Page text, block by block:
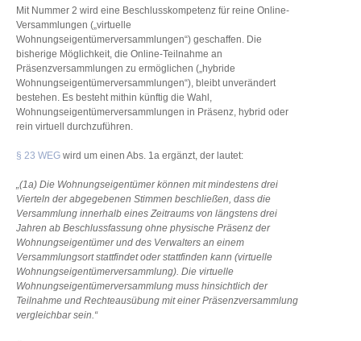
Mit Nummer 2 wird eine Beschlusskompetenz für reine Online-
Versammlungen („virtuelle
Wohnungseigentümerversammlungen“) geschaffen. Die
bisherige Möglichkeit, die Online-Teilnahme an
Präsenzversammlungen zu ermöglichen („hybride
Wohnungseigentümerversammlungen“), bleibt unverändert
bestehen. Es besteht mithin künftig die Wahl,
Wohnungseigentümerversammlungen in Präsenz, hybrid oder
rein virtuell durchzuführen.
§ 23 WEG wird um einen Abs. 1a ergänzt, der lautet:
„(1a) Die Wohnungseigentümer können mit mindestens drei
Vierteln der abgegebenen Stimmen beschließen, dass die
Versammlung innerhalb eines Zeitraums von längstens drei
Jahren ab Beschlussfassung ohne physische Präsenz der
Wohnungseigentümer und des Verwalters an einem
Versammlungsort stattfindet oder stattfinden kann (virtuelle
Wohnungseigentümerversammlung). Die virtuelle
Wohnungseigentümerversammlung muss hinsichtlich der
Teilnahme und Rechteausübung mit einer Präsenzversammlung
vergleichbar sein.“